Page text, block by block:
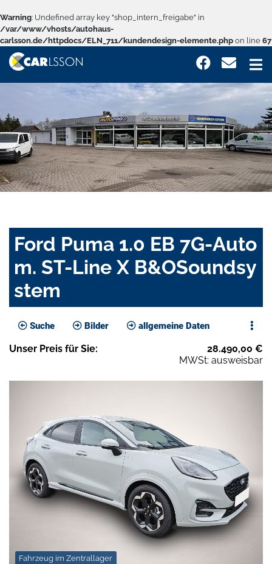
Warning: Undefined array key "shop_intern_freigabe" in
/var/www/vhosts/autohaus-
carlsson.de/httpdocs/ELN_711/kundendesign-elemente.php on line 67
Ford Puma 1.0 EB 7G-Auto
m. ST-Line X B&OSoundsy
stem
Suche Bilder allgemeine Daten
Unser Preis für Sie: 28.490,00 €
MWSt: ausweisbar
Fahrzeug im Zentrallager